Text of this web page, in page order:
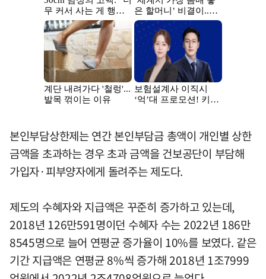
본인부담상한제는 연간 본인부담금 총액이 개인별 상한
금액을 초과하는 경우 초과 금액을 건보공단이 부담해
가입자·피부양자에게 돌려주는 제도다.
제도의 수혜자와 지급액은 꾸준히 증가하고 있는데,
2018년 126만591명이던 수혜자 수는 2022년 186만
8545명으로 늘어 연평균 증가율이 10%를 보였다. 같은
기간 지급액은 연평균 8%씩 증가해 2018년 1조7999